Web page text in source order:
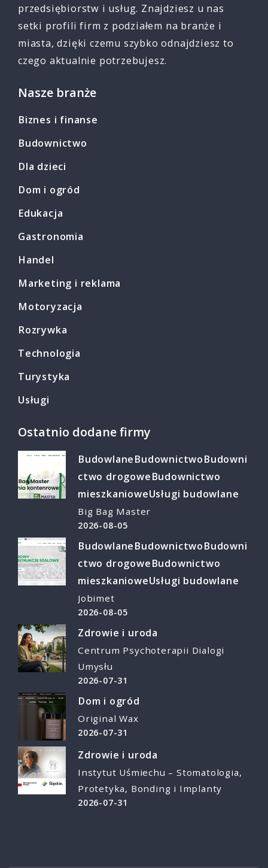
przedsiębiorstw i usług. Znajdziesz u nas
setki profili firm z podziałem na branże i
miasta, dzięki czemu szybko odnajdziesz to
czego aktualnie potrzebujesz.
Nasze branże
Biznes i finanse
Budownictwo
Dla dzieci
Dom i ogród
Edukacja
Gastronomia
Handel
Marketing i reklama
Motoryzacja
Rozrywka
Technologia
Turystyka
Usługi
Ostatnio dodane firmy
BudowlaneBudownictwoBudowni
ctwo drogoweBudownictwo
mieszkanioweUsługi budowlane
Big Bag Master
2026-08-05
BudowlaneBudownictwoBudowni
ctwo drogoweBudownictwo
mieszkanioweUsługi budowlane
Jobimet
2026-08-05
Zdrowie i uroda
Centrum Psychoterapii Dialogi
Umysłu
2026-07-31
Dom i ogród
Original Wax
2026-07-31
Zdrowie i uroda
Instytut Uśmiechu – Stomatologia,
Protetyka, Bonding i Implanty
2026-07-31